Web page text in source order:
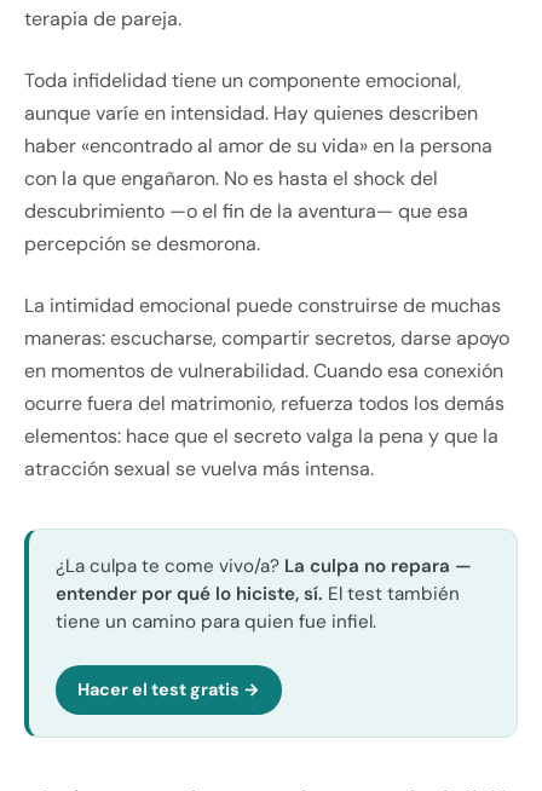
terapia de pareja.
Toda infidelidad tiene un componente emocional,
aunque varíe en intensidad. Hay quienes describen
haber «encontrado al amor de su vida» en la persona
con la que engañaron. No es hasta el shock del
descubrimiento —o el fin de la aventura— que esa
percepción se desmorona.
La intimidad emocional puede construirse de muchas
maneras: escucharse, compartir secretos, darse apoyo
en momentos de vulnerabilidad. Cuando esa conexión
ocurre fuera del matrimonio, refuerza todos los demás
elementos: hace que el secreto valga la pena y que la
atracción sexual se vuelva más intensa.
¿La culpa te come vivo/a? La culpa no repara —
entender por qué lo hiciste, sí. El test también
tiene un camino para quien fue infiel.
Hacer el test gratis →